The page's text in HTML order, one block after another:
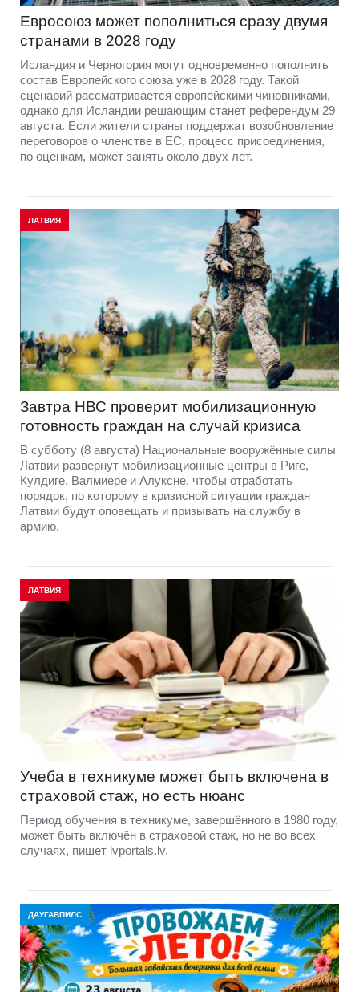
Евросоюз может пополниться сразу двумя
странами в 2028 году
Исландия и Черногория могут одновременно пополнить
состав Европейского союза уже в 2028 году. Такой
сценарий рассматривается европейскими чиновниками,
однако для Исландии решающим станет референдум 29
августа. Если жители страны поддержат возобновление
переговоров о членстве в ЕС, процесс присоединения,
по оценкам, может занять около двух лет.
ЛАТВИЯ
Завтра НВС проверит мобилизационную
готовность граждан на случай кризиса
В субботу (8 августа) Национальные вооружённые силы
Латвии развернут мобилизационные центры в Риге,
Кулдиге, Валмиере и Алуксне, чтобы отработать
порядок, по которому в кризисной ситуации граждан
Латвии будут оповещать и призывать на службу в
армию.
ЛАТВИЯ
Учеба в техникуме может быть включена в
страховой стаж, но есть нюанс
Период обучения в техникуме, завершённого в 1980 году,
может быть включён в страховой стаж, но не во всех
случаях, пишет lvportals.lv.
ДАУГАВПИЛС